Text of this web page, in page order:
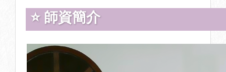
⭐ 師資簡介